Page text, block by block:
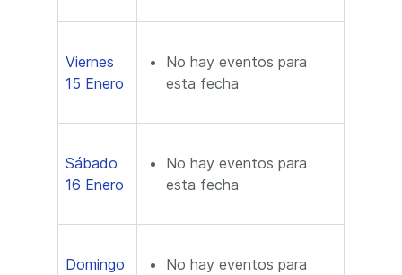
Viernes
15 Enero
No hay eventos para
esta fecha
Sábado
16 Enero
No hay eventos para
esta fecha
Domingo
No hay eventos para